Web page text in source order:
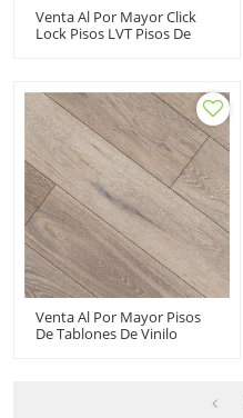
Venta Al Por Mayor Click
Lock Pisos LVT Pisos De
Instalación Rápida Bajo
Mantenimiento 6''x36''
2.5mm/0.2mm HIF 9066
Venta Al Por Mayor Pisos
De Tablones De Vinilo